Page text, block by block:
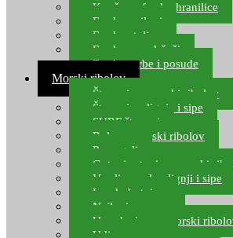
Kopče za feeder hranilice
Feeder najloni
Feeder stolice
Feeder arm držači
Feeder torbe i posude
Morski ribolov
Štapovi za morski ribolov
Štapovi za lignje i sipe
SURF štapovi
Role za morski ribolov
Parangali
Gotovi setovi za morski
Varalice za lov lignji i sipe
Lov hobotnice
Najloni za more
Upredenice za morski
Udice za more